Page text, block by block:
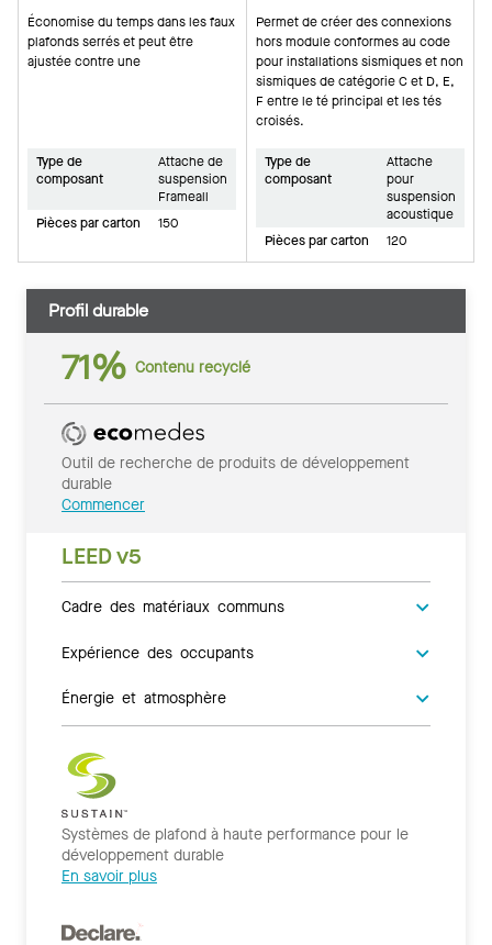
Économise du temps dans les faux
plafonds serrés et peut être
ajustée contre une
Type de
composant
Attache de
suspension
Frameall
Pièces par carton
150
Permet de créer des connexions
hors module conformes au code
pour installations sismiques et non
sismiques de catégorie C et D, E,
F entre le té principal et les tés
croisés.
Type de
composant
Attache
pour
suspension
acoustique
Pièces par carton
120
Profil durable
71% Contenu recyclé
Outil de recherche de produits de développement
durable
Commencer
LEED v5
Cadre des matériaux communs
Expérience des occupants
Énergie et atmosphère
Systèmes de plafond à haute performance pour le
développement durable
En savoir plus